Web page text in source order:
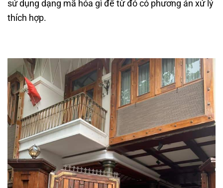
sử dụng dạng mã hóa gì để từ đó có phương án xử lý
thích hợp.